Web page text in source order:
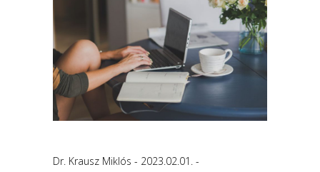
Dr. Krausz Miklós 2023.02.01.